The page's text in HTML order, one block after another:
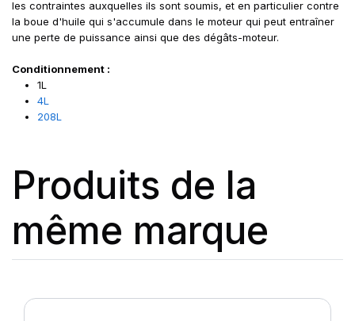
les contraintes auxquelles ils sont soumis, et en particulier contre
la boue d'huile qui s'accumule dans le moteur qui peut entraîner
une perte de puissance ainsi que des dégâts-moteur.
Conditionnement :
1L
4L
208L
Produits de la
même marque